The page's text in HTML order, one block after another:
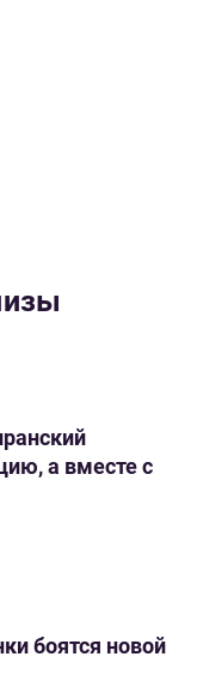
а вместе с
боятся новой